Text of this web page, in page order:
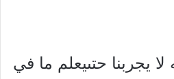
لا يجربنا حتىيعلم ما في